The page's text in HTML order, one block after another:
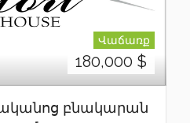
Վաճառք
180,000 $
բնակարան